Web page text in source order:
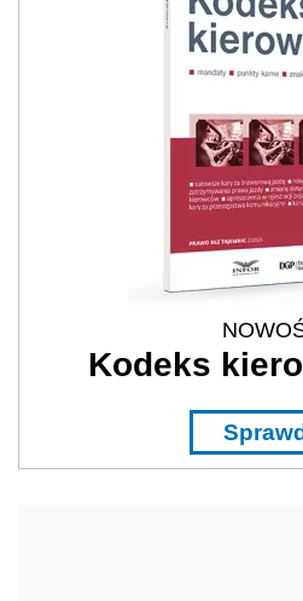
Kodeks